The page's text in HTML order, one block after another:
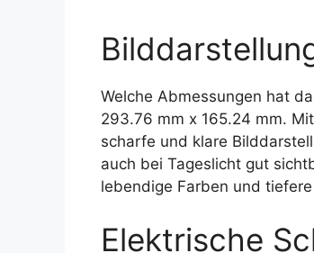
Welche Abmessungen hat
293.76 mm x 165.24 mm.
scharfe und klare
auch bei Tageslicht gut
lebendige Farben und
Elektrische